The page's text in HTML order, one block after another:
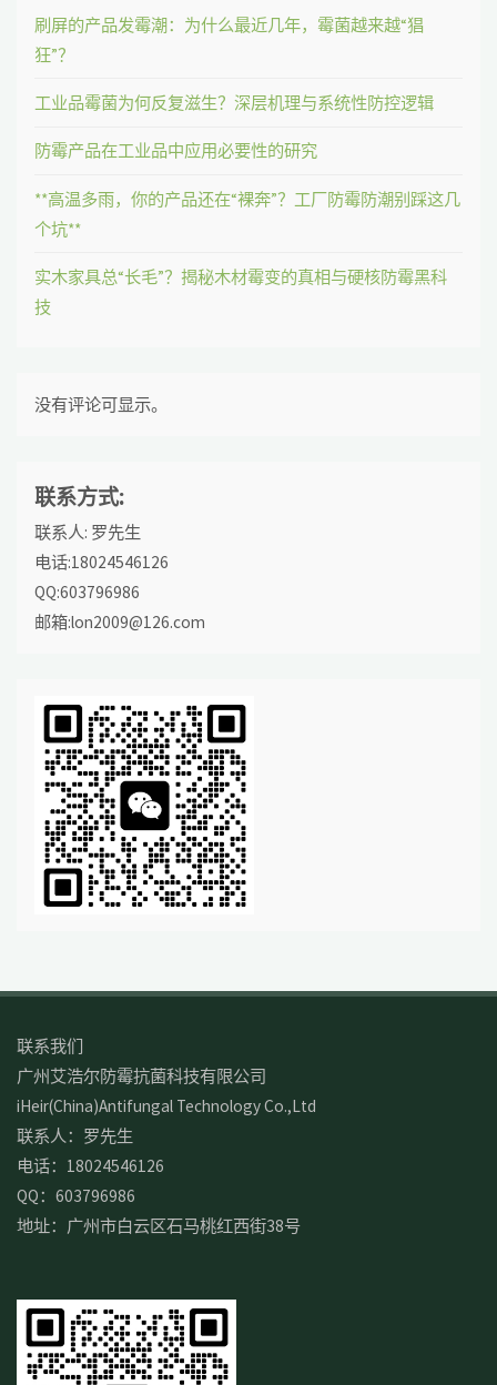
刷屏的产品发霉潮：为什么最近几年，霉菌越来越“猖
狂”？
工业品霉菌为何反复滋生？深层机理与系统性防控逻辑
防霉产品在工业品中应用必要性的研究
**高温多雨，你的产品还在“裸奔”？工厂防霉防潮别踩这几
个坑**
实木家具总“长毛”？揭秘木材霉变的真相与硬核防霉黑科
技
没有评论可显示。
联系方式:
联系人: 罗先生
电话:18024546126
QQ:603796986
邮箱:lon2009@126.com
联系我们
广州艾浩尔防霉抗菌科技有限公司
iHeir(China)Antifungal Technology Co.,Ltd
联系人：罗先生
电话：18024546126
QQ：603796986
地址：广州市白云区石马桃红西街38号